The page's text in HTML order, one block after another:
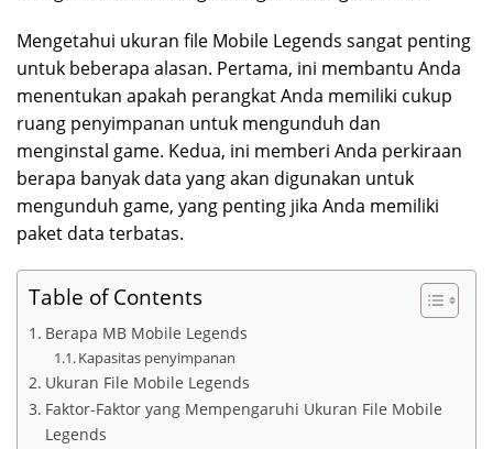
Mengetahui ukuran file Mobile Legends sangat penting
untuk beberapa alasan. Pertama, ini membantu Anda
menentukan apakah perangkat Anda memiliki cukup
ruang penyimpanan untuk mengunduh dan
menginstal game. Kedua, ini memberi Anda perkiraan
berapa banyak data yang akan digunakan untuk
mengunduh game, yang penting jika Anda memiliki
paket data terbatas.
Table of Contents
Berapa MB Mobile Legends
Kapasitas penyimpanan
Ukuran File Mobile Legends
Faktor-Faktor yang Mempengaruhi Ukuran File Mobile
Legends